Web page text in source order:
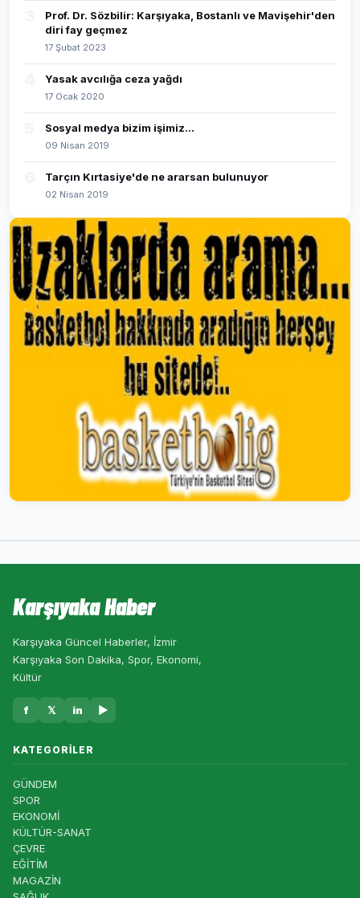
Prof. Dr. Sözbilir: Karşıyaka, Bostanlı ve Mavişehir'den
diri fay geçmez
17 Şubat 2023
Yasak avcılığa ceza yağdı
17 Ocak 2020
Sosyal medya bizim işimiz...
09 Nisan 2019
Tarçın Kırtasiye'de ne ararsan bulunuyor
02 Nisan 2019
Karşıyaka Haber
Karşıyaka Güncel Haberler, İzmir
Karşıyaka Son Dakika, Spor, Ekonomi,
Kültür
f 𝕏 in ▶
KATEGORILER
GÜNDEM
SPOR
EKONOMİ
KÜLTÜR-SANAT
ÇEVRE
EĞİTİM
MAGAZİN